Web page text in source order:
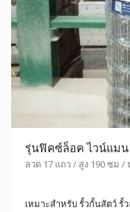
รุ่นฟิคซ์ล็อค ไวน์แมน
ลวด 17 แถว / สูง 190 ซม /
เหมาะสำหรับ รั้วกั้นสัตว์